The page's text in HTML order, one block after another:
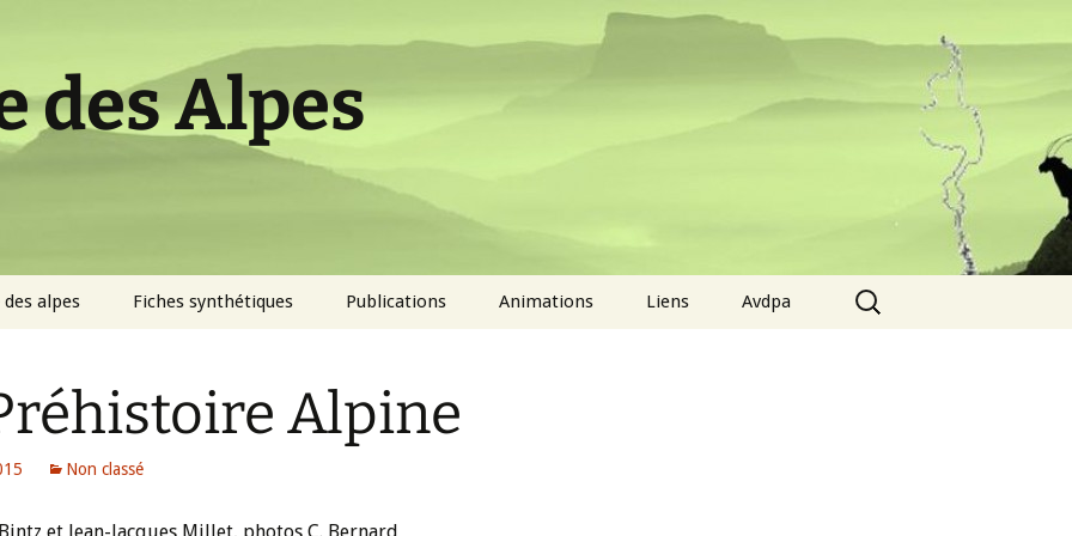
des Alpes
alpes
sites
mobiliers
Fiches synthétiques
Dossiers
Bibliographies
thématiques
Publications Animations Liens Avdpa
Rechercher :
Alpine
Non classé